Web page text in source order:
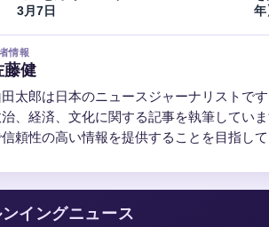
3月7日
年
情報
藤健
田太郎は日本のニュースジャーナリストで
、経済、文化に関する記事を執筆してい
信頼性の高い情報を提供することを目指し
イングニュース